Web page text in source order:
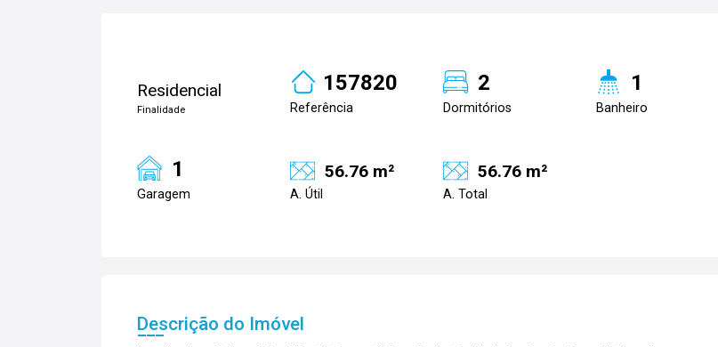
Residencial
Finalidade
157820
Referência
2
Dormitórios
1
Banheiro
1
Garagem
56.76 m²
A. Útil
56.76 m²
A. Total
Descrição do Imóvel